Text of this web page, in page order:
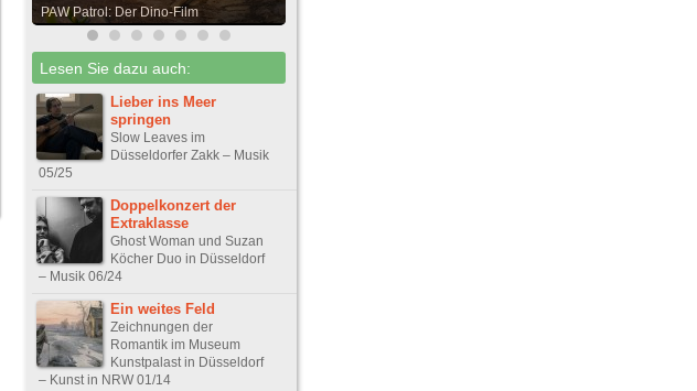
PAW Patrol: Der Dino-Film
Lesen Sie dazu auch:
Lieber ins Meer
springen
Slow Leaves im
Düsseldorfer Zakk – Musik
05/25
Doppelkonzert der
Extraklasse
Ghost Woman und Suzan
Köcher Duo in Düsseldorf
– Musik 06/24
Ein weites Feld
Zeichnungen der
Romantik im Museum
Kunstpalast in Düsseldorf
– Kunst in NRW 01/14